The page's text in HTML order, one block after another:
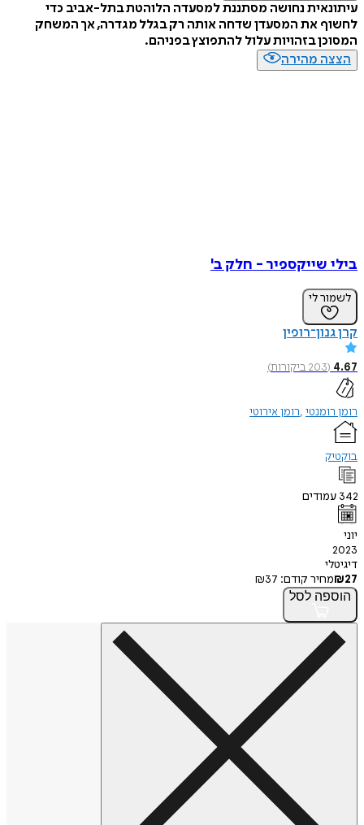
עיתונאית נחושה מסתננת למסעדה הלוהטת בתל-אביב כדי
לחשוף את המסעדן שדחה אותה רק בגלל מגדרה, אך המשחק
המסוכן בזהויות עלול להתפוצץ בפניהם.
הצצה מהירה
בילי שייקספיר - חלק ב'
לשמור לי
קרן גנון־רופין
4.67
(
203ביקורות)
רומן רומנטי רומן אירוטי
בוקטיק
342 עמודים
יוני
2023
דיגיטלי
₪27 מחיר קודם: ₪37
הוספה לסל